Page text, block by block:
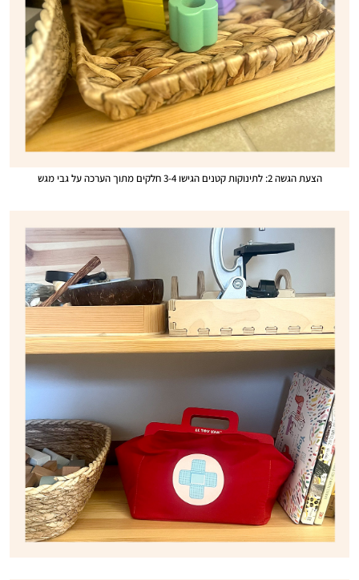
הצעת הגשה 2: לתינוקות קטנים הגישו 3-4 חלקים מתוך הערכה על גבי מגש